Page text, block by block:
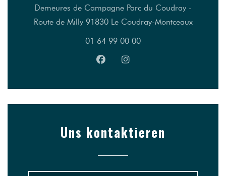
Demeures de Campagne Parc du Coudray -
Route de Milly 91830 Le Coudray-Montceaux((öffnet
01 64 99 00 00
Facebook ((öffnet ein neues
Instagram ((öffnet ein
Uns kontaktieren